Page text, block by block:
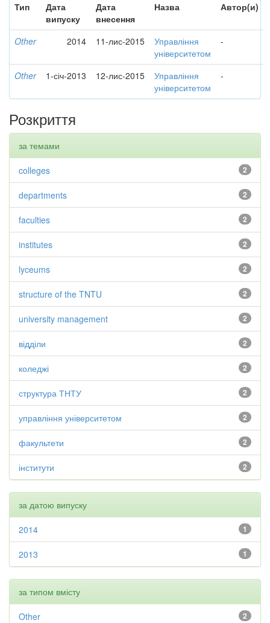
Тип
Дата
випуску
Дата
внесення
Назва Автор(и)
Other 2014 11-лис-2015
Управління
університетом
-
Other 1-січ-2013 12-лис-2015
Управління
університетом
-
Розкриття
за темами
2
colleges
2
departments
2
faculties
2
institutes
2
lyceums
2
structure of the TNTU
2
university management
2
відділи
2
коледжі
2
структура ТНТУ
2
управління університетом
2
факультети
2
інститути
за датою випуску
1
2014
1
2013
за типом вмісту
2
Other